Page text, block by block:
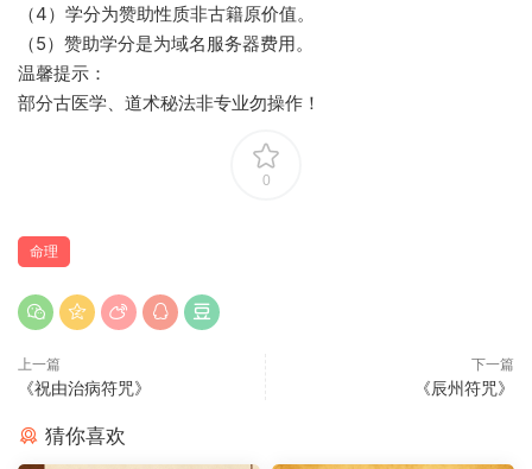
（4）学分为赞助性质非古籍原价值。
（5）赞助学分是为域名服务器费用。
温馨提示：
部分古医学、道术秘法非专业勿操作！
0
命理
上一篇
《祝由治病符咒》
下一篇
《辰州符咒》
猜你喜欢